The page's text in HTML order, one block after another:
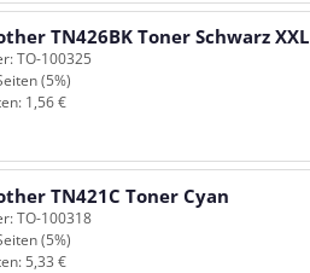
TN426BK Toner Schwarz XXL
TO-100325
(5%)
1,56 €
TN421C Toner Cyan
TO-100318
(5%)
5,33 €